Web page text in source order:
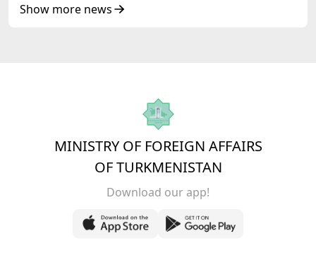
Show more news
MINISTRY OF FOREIGN AFFAIRS
OF TURKMENISTAN
Download our app!